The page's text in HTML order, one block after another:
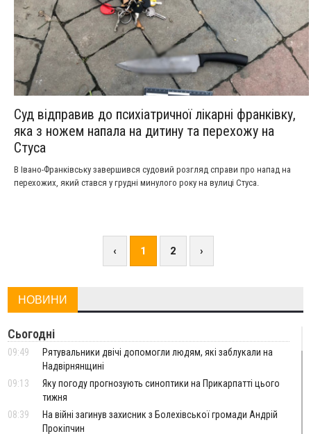
Суд відправив до психіатричної лікарні франківку,
яка з ножем напала на дитину та перехожу на
Стуса
В Івано-Франківську завершився судовий розгляд справи про напад на
перехожих, який стався у грудні минулого року на вулиці Стуса.
‹ 1 2 ›
НОВИНИ
Сьогодні
09:49
Рятувальники двічі допомогли людям, які заблукали на
Надвірнянщині
09:13
Яку погоду прогнозують синоптики на Прикарпатті цього
тижня
08:39
На війні загинув захисник з Болехівської громади Андрій
Прокіпчин